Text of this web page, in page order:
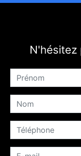
N'hésitez